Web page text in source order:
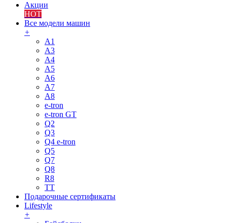
Акции
HOT
Все модели машин
+
A1
A3
A4
A5
A6
A7
A8
e-tron
e-tron GT
Q2
Q3
Q4 e-tron
Q5
Q7
Q8
R8
TT
Подарочные сертификаты
Lifestyle
+